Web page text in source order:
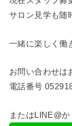
サロン見学も随
一緒に楽しく働
お問い合わせは
電話番号
またはLINE@か